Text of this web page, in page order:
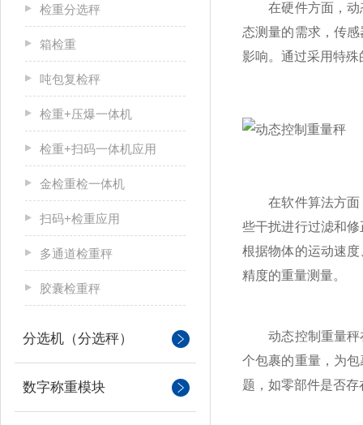
检重分选秤
箱检重
吨包复检秤
检重+压爆一体机
检重+扫码一体机应用
金检重检一体机
扫码+检重应用
多通道检重秤
胶囊检重秤
分选机（分选秤）
数字称重模块
在硬件方面，动态
态测量的需求，传
影响。通过采用特
在软件算法方面，
些干扰进行过滤和
根据物体的运动速
精度的重量测量。
动态控制重量秤在
个包裹的重量，为
题，如零部件是否